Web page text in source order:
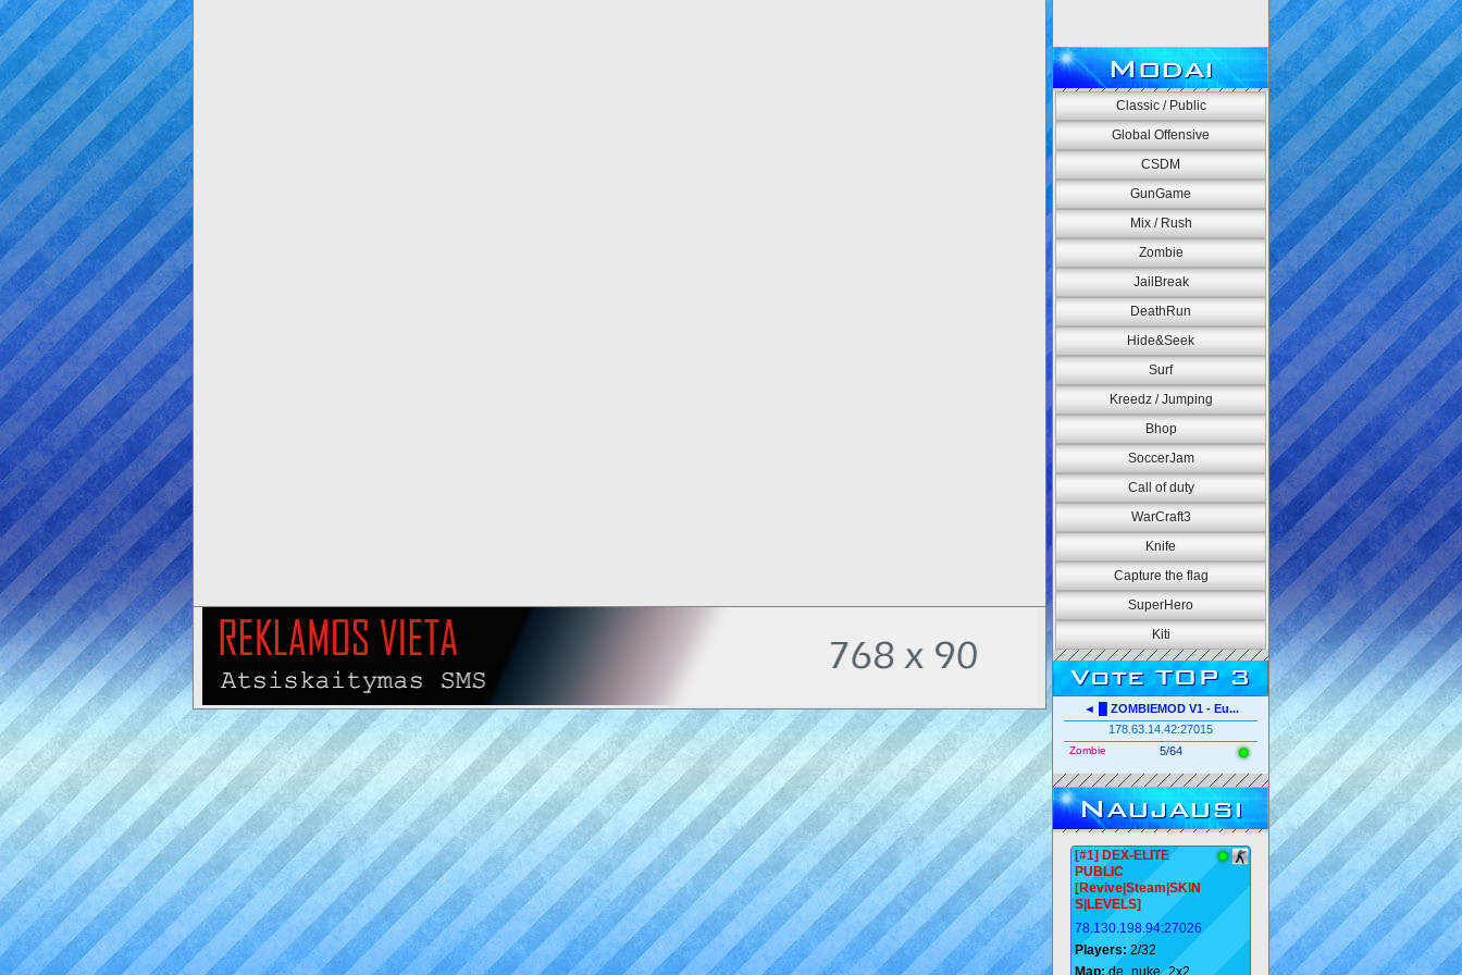
Modai
Classic / Public
Global Offensive
CSDM
GunGame
Mix / Rush
Zombie
JailBreak
DeathRun
Hide&Seek
Surf
Kreedz / Jumping
Bhop
SoccerJam
Call of duty
WarCraft3
Knife
Capture the flag
SuperHero
Kiti
Vote TOP 3
◄ █ ZOMBIEMOD V1 - Eu...
178.63.14.42:27015
Zombie 5/64
Naujausi